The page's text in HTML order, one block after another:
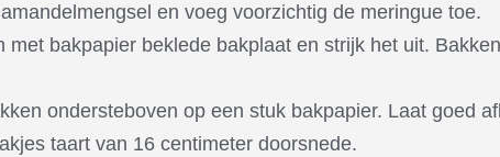
en voeg voorzichtig de meringue toe.
met bakpapier beklede bakplaat en strijk het uit.
ondersteboven op een stuk bakpapier. Laat goed
taart van 16 centimeter doorsnede.